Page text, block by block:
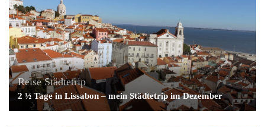
Reise Städtetrip
2 ½ Tage in Lissabon – mein Städtetrip im Dezember